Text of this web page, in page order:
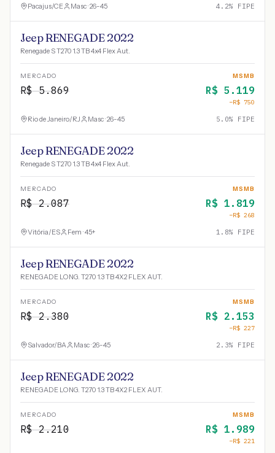
Pacajus/CE Masc · 26-45 4.2% FIPE
Jeep RENEGADE 2022
Renegade S T270 1.3 TB 4x4 Flex Aut.
MERCADO
R$5.869
MSMB
R$ 5.119
−R$ 750
Rio de Janeiro/RJ Masc · 26-45 5.0% FIPE
Jeep RENEGADE 2022
Renegade S T270 1.3 TB 4x4 Flex Aut.
MERCADO
R$2.087
MSMB
R$ 1.819
−R$ 268
Vitória/ES Fem · 45+ 1.8% FIPE
Jeep RENEGADE 2022
RENEGADE LONG. T270 1.3 TB 4X2 FLEX AUT.
MERCADO
R$2.380
MSMB
R$ 2.153
−R$ 227
Salvador/BA Masc · 26-45 2.3% FIPE
Jeep RENEGADE 2022
RENEGADE LONG. T270 1.3 TB 4X2 FLEX AUT.
MERCADO
R$2.210
MSMB
R$ 1.989
−R$ 221